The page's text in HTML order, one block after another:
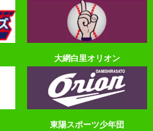
大網白里オリオン
東陽スポーツ少年団